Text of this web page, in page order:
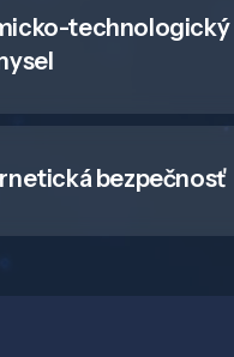
technologický
bezpečnosť